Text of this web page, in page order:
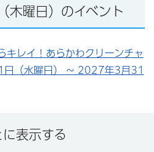
曜日）のイベント
キレイ！あらかわクリーンチャ
（水曜日） ～ 2027年3月31
表示する